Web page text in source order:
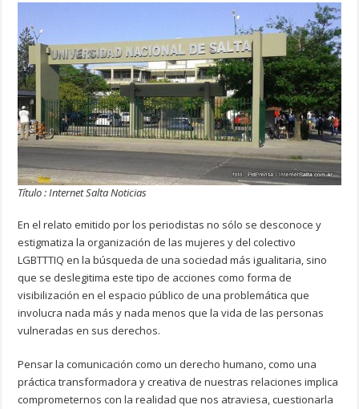
Título : Internet Salta Noticias
En el relato emitido por los periodistas no sólo se desconoce y
estigmatiza la organización de las mujeres y del colectivo
LGBTTTIQ en la búsqueda de una sociedad más igualitaria, sino
que se deslegitima este tipo de acciones como forma de
visibilización en el espacio público de una problemática que
involucra nada más y nada menos que la vida de las personas
vulneradas en sus derechos.
Pensar la comunicación como un derecho humano, como una
práctica transformadora y creativa de nuestras relaciones implica
comprometernos con la realidad que nos atraviesa, cuestionarla